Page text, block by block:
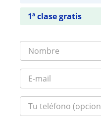
1ª clase gratis